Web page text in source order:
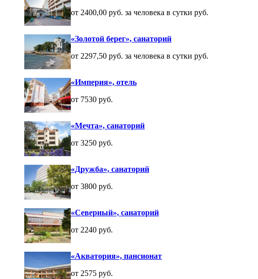
от 2400,00 руб. за человека в сутки руб.
«Золотой берег», санаторий
от 2297,50 руб. за человека в сутки руб.
«Империя», отель
от 7530 руб.
«Мечта», санаторий
от 3250 руб.
«Дружба», санаторий
от 3800 руб.
«Северный», санаторий
от 2240 руб.
«Акватория», пансионат
от 2575 руб.